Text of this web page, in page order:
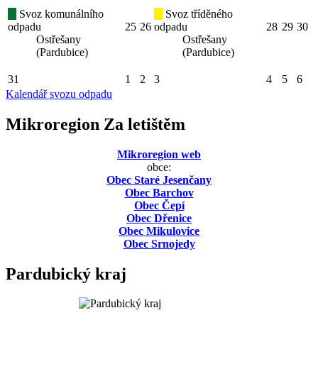
Svoz komunálního
odpadu
Ostřešany
(Pardubice)
25 26
Svoz tříděného
odpadu
Ostřešany
(Pardubice)
28 29 30
31 1 2 3 4 5
6
Kalendář svozu odpadu
Mikroregion Za letištěm
Mikroregion web
obce:
Obec Staré Jesenčany
Obec Barchov
Obec Čepí
Obec Dřenice
Obec Mikulovice
Obec Srnojedy
Pardubický kraj